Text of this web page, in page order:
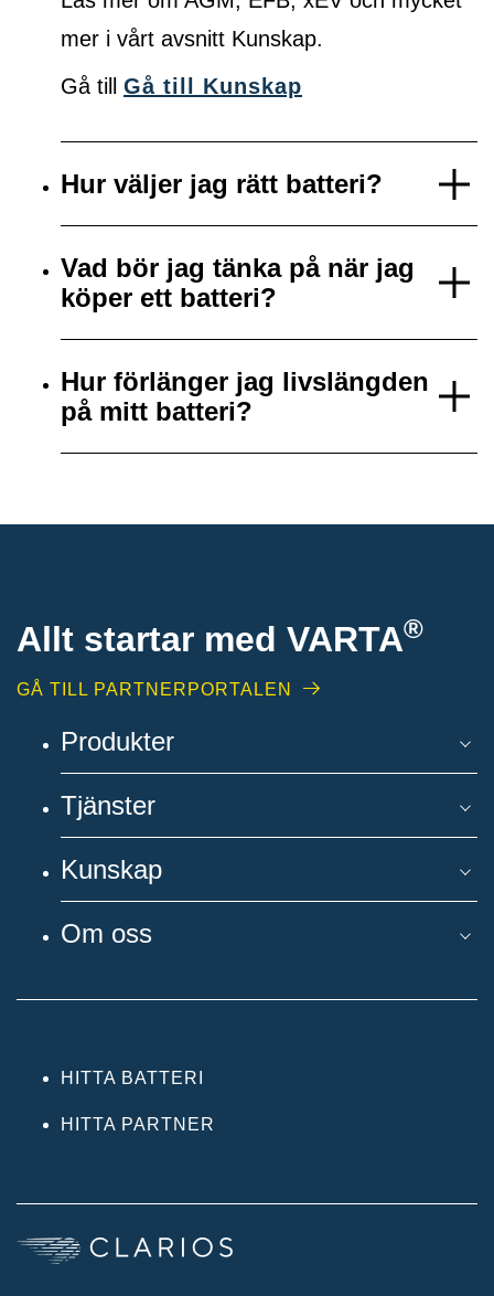
mer i vårt avsnitt Kunskap.
Gå till Gå till Kunskap
Hur väljer jag rätt batteri?
Vad bör jag tänka på när jag
köper ett batteri?
Hur förlänger jag livslängden
på mitt batteri?
Allt startar med VARTA®
GÅ TILL PARTNERPORTALEN
Produkter
Tjänster
Kunskap
Om oss
HITTA BATTERI
HITTA PARTNER